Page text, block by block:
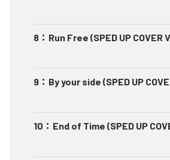
8 ： Run Free (SPED UP COVER
9 ： By your side (SPED UP
10 ： End of Time (SPED UP